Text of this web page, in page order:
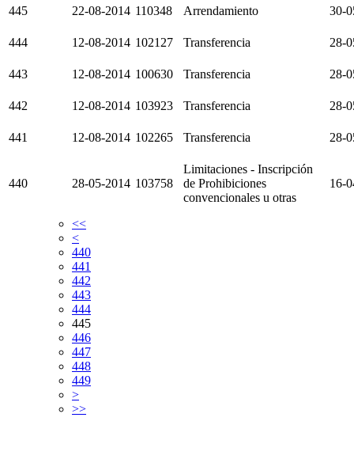
445 22-08-2014 110348 Arrendamiento 30-
444 12-08-2014 102127 Transferencia 28-
443 12-08-2014 100630 Transferencia 28-
442 12-08-2014 103923 Transferencia 28-
441 12-08-2014 102265 Transferencia 28-
440 28-05-2014 103758
Limitaciones - Inscripción
de Prohibiciones
convencionales u otras
16-
<<
<
440
441
442
443
444
445
446
447
448
449
>
>>